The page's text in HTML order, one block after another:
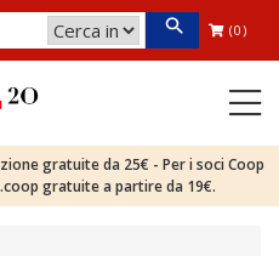
(0)
gratuite da 25€ - Per i soci Coop
gratuite a partire da 19€.